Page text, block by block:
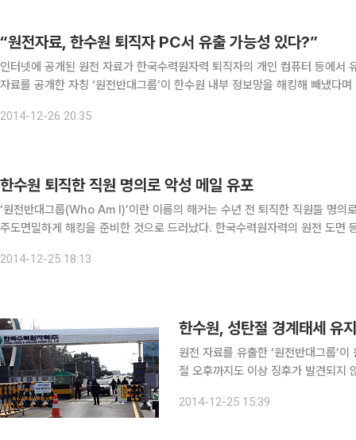
“원전자료, 한수원 퇴직자 PC서 유출 가능성 있다?”
인터넷에 공개된 원전 자료가 한국수력원자력 퇴직자의 개인 컴퓨터 등에서 유출됐을 가능성이
자료를 공개한 자칭 ‘원전반대그룹’이 한수원 내부 정보망을 해킹해 빼냈다
2014-12-26 20:35
한수원 퇴직한 직원 명의로 악성 메일 유포
‘원전반대그룹(Who Am I)’이란 이름의 해커는 수년 전 퇴직한 직원들 명
주도면밀하게 해킹을 준비한 것으로 드러났다. 한국수력원자력의 원전 도면 등 유출 사건을 수사 중인 개인정보범죄 정부합동수사단(단장
2014-12-25 18:13
한수원, 성탄절 경계태세 유
원전 자료를 유출한 ‘원전반대그룹’
절 오후까지도 이상 징후가 발견되지
따르면 ‘원전반대그룹’으로부터 우려
2014-12-25 15:39